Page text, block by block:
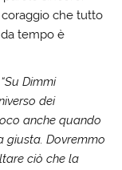
che tutto
tempo è
“Su Dimmi
dei
anche quando
giusta. Dovremmo
ciò che la